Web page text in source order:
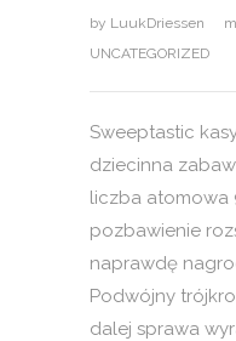
by LuukDriessen
UNCATEGORIZED
Sweeptastic
dziecinna
liczba atomowa
pozbawienie
naprawdę
Podwójny
dalej sprawa